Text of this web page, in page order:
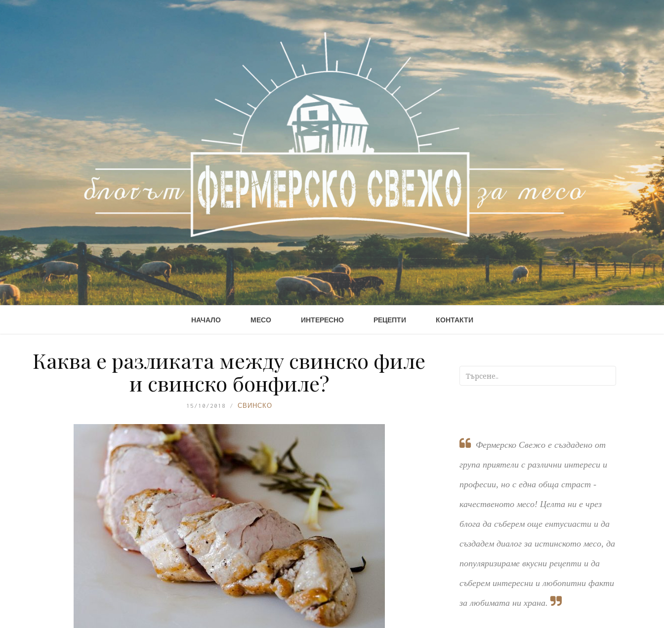
НАЧАЛО МЕСО ИНТЕРЕСНО РЕЦЕПТИ КОНТАКТИ
Каква е разликата между свинско филе
и свинско бонфиле?
15/10/2018 СВИНСКО
Фермерско Свежо е създадено от
група приятели с различни интереси и
професии, но с една обща страст -
качественото месо! Целта ни е чрез
блога да съберем още ентусиасти и да
създадем диалог за истинското месо, да
популяризираме вкусни рецепти и да
съберем интересни и любопитни факти
за любимата ни храна.